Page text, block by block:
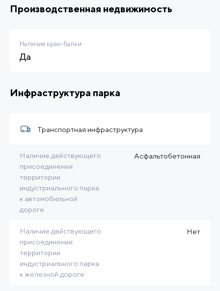
Производственная недвижимость
Наличие кран-балки
Да
Инфраструктура парка
Транспортная инфраструктура
Наличие действующего
присоединения
территории
индустриального парка
к автомобильной
дороге
Асфальтобетонная
Наличие действующего
присоединения
территории
индустриального парка
к железной дороге
Нет